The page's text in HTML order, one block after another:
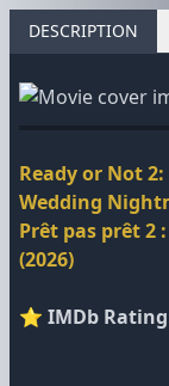
DESCRIPTION
Ready or Not
Wedding
Prêt pas prêt 2
(2026)
⭐ IMDb